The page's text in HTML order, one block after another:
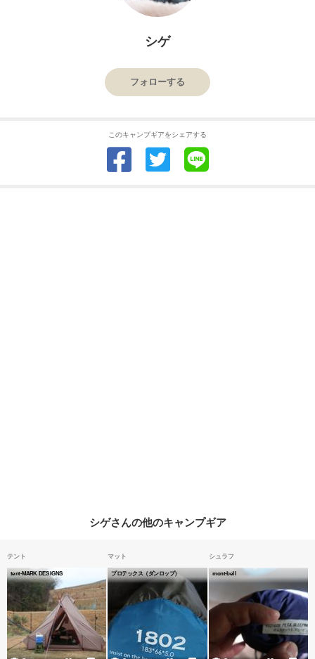
シゲ
フォローする
このキャンプギアをシェアする
シゲさんの他のキャンプギア
テント
tent-MARK DESIGNS
マット
プロテックス（ダンロップ）
シュラフ
mont-bell